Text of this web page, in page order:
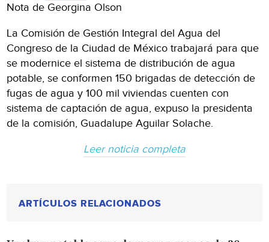
Nota de Georgina Olson
La Comisión de Gestión Integral del Agua del
Congreso de la Ciudad de México trabajará para que
se modernice el sistema de distribución de agua
potable, se conformen 150 brigadas de detección de
fugas de agua y 100 mil viviendas cuenten con
sistema de captación de agua, expuso la presidenta
de la comisión, Guadalupe Aguilar Solache.
Leer noticia completa
ARTÍCULOS RELACIONADOS